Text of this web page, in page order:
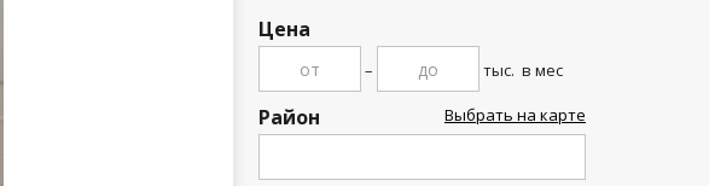
Цена
– тыс. в мес
Район Выбрать на карте